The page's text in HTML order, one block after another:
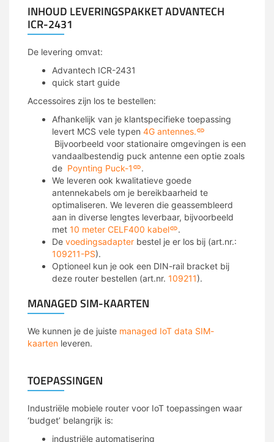
INHOUD LEVERINGSPAKKET ADVANTECH
ICR-2431
De levering omvat:
Advantech ICR-2431
quick start guide
Accessoires zijn los te bestellen:
Afhankelijk van je klantspecifieke toepassing
levert MCS vele typen 4G antennes.
Bijvoorbeeld voor stationaire omgevingen is een
vandaalbestendig puck antenne een optie zoals
de Poynting Puck-1
.
We leveren ook kwalitatieve goede
antennekabels om je bereikbaarheid te
optimaliseren. We leveren die geassembleerd
aan in diverse lengtes leverbaar, bijvoorbeeld
met 10 meter CELF400 kabel
.
De voedingsadapter bestel je er los bij (art.nr.:
109211-PS).
Optioneel kun je ook een DIN-rail bracket bij
deze router bestellen (art.nr. 109211).
MANAGED SIM-KAARTEN
We kunnen je de juiste managed IoT data SIM-
kaarten leveren.
TOEPASSINGEN
Industriële mobiele router voor IoT toepassingen waar
‘budget’ belangrijk is:
industriële automatisering